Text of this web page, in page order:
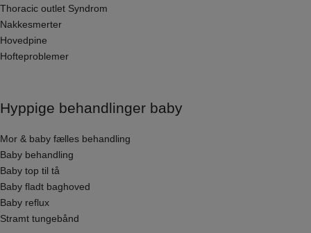
Thoracic outlet Syndrom
Nakkesmerter
Hovedpine
Hofteproblemer
Hyppige behandlinger baby
Mor & baby fælles behandling
Baby behandling
Baby top til tå
Baby fladt baghoved
Baby reflux
Stramt tungebånd